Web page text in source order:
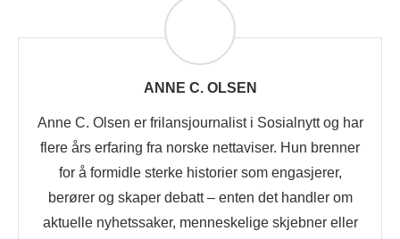
ANNE C. OLSEN
Anne C. Olsen er frilansjournalist i Sosialnytt og har
flere års erfaring fra norske nettaviser. Hun brenner
for å formidle sterke historier som engasjerer,
berører og skaper debatt – enten det handler om
aktuelle nyhetssaker, menneskelige skjebner eller